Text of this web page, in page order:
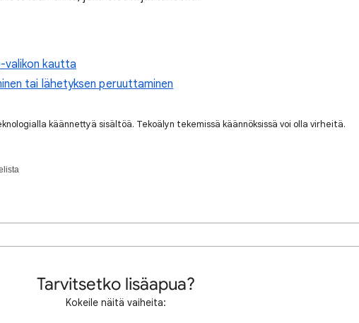
valikon kautta
tai lähetyksen peruuttaminen
käännettyä sisältöä. Tekoälyn tekemissä käännöksissä voi olla virheitä.
Tarvitsetko lisäapua?
Kokeile näitä vaiheita: